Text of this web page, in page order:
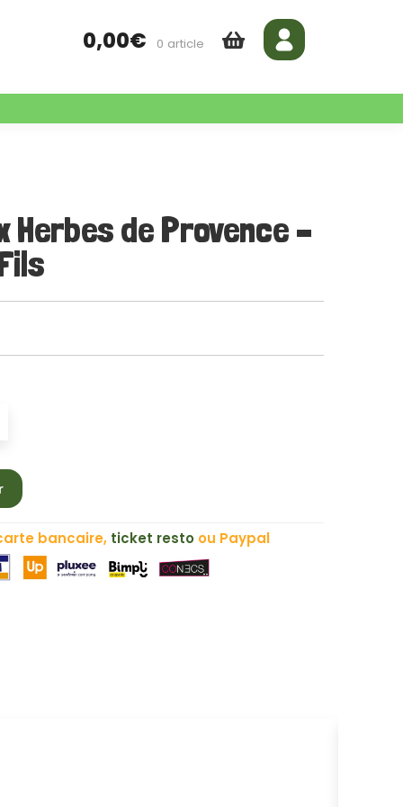
0,00€ 0 article
Herbes de Provence –
bancaire, ticket resto ou Paypal